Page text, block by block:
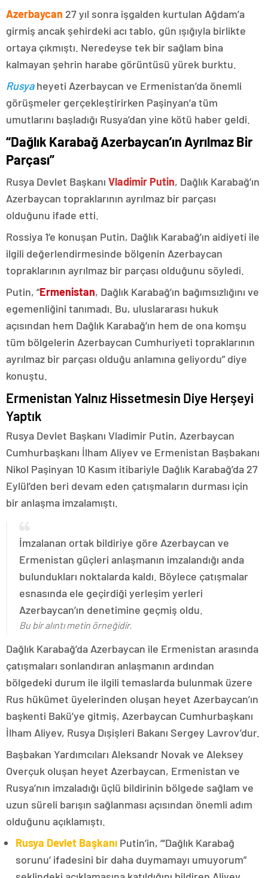
Azerbaycan 27 yıl sonra işgalden kurtulan Ağdam’a
girmiş ancak şehirdeki acı tablo, gün ışığıyla birlikte
ortaya çıkmıştı. Neredeyse tek bir sağlam bina
kalmayan şehrin harabe görüntüsü yürek burktu.
Rusyaheyeti Azerbaycan ve Ermenistan’da önemli
görüşmeler gerçekleştirirken Paşinyan’a tüm
umutlarını başladığı Rusya’dan yine kötü haber geldi.
“Dağlık Karabağ Azerbaycan’ın Ayrılmaz Bir
Parçası”
Rusya Devlet Başkanı Vladimir Putin, Dağlık Karabağ’ın
Azerbaycan topraklarının ayrılmaz bir parçası
olduğunu ifade etti.
Rossiya 1’e konuşan Putin, Dağlık Karabağ’ın aidiyeti ile
ilgili değerlendirmesinde bölgenin Azerbaycan
topraklarının ayrılmaz bir parçası olduğunu söyledi.
Putin, “Ermenistan, Dağlık Karabağ’ın bağımsızlığını ve
egemenliğini tanımadı. Bu, uluslararası hukuk
açısından hem Dağlık Karabağ’ın hem de ona komşu
tüm bölgelerin Azerbaycan Cumhuriyeti topraklarının
ayrılmaz bir parçası olduğu anlamına geliyordu” diye
konuştu.
Ermenistan Yalnız Hissetmesin Diye Herşeyi
Yaptık
Rusya Devlet Başkanı Vladimir Putin, Azerbaycan
Cumhurbaşkanı İlham Aliyev ve Ermenistan Başbakanı
Nikol Paşinyan 10 Kasım itibariyle Dağlık Karabağ’da 27
Eylül’den beri devam eden çatışmaların durması için
bir anlaşma imzalamıştı.
İmzalanan ortak bildiriye göre Azerbaycan ve
Ermenistan güçleri anlaşmanın imzalandığı anda
bulundukları noktalarda kaldı. Böylece çatışmalar
esnasında ele geçirdiği yerleşim yerleri
Azerbaycan’ın denetimine geçmiş oldu.
Bu bir alıntı metin örneğidir.
Dağlık Karabağ’da Azerbaycan ile Ermenistan arasında
çatışmaları sonlandıran anlaşmanın ardından
bölgedeki durum ile ilgili temaslarda bulunmak üzere
Rus hükümet üyelerinden oluşan heyet Azerbaycan’ın
başkenti Bakü’ye gitmiş, Azerbaycan Cumhurbaşkanı
İlham Aliyev, Rusya Dışişleri Bakanı Sergey Lavrov’dur.
Başbakan Yardımcıları Aleksandr Novak ve Aleksey
Overçuk oluşan heyet Azerbaycan, Ermenistan ve
Rusya’nın imzaladığı üçlü bildirinin bölgede sağlam ve
uzun süreli barışın sağlanması açısından önemli adım
olduğunu açıklamıştı.
Rusya Devlet Başkanı Putin’in, “‘Dağlık Karabağ
sorunu’ ifadesini bir daha duymamayı umuyorum”